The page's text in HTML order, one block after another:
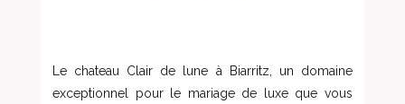
Le chateau Clair de lune à Biarritz, un domaine
exceptionnel pour le mariage de luxe que vous